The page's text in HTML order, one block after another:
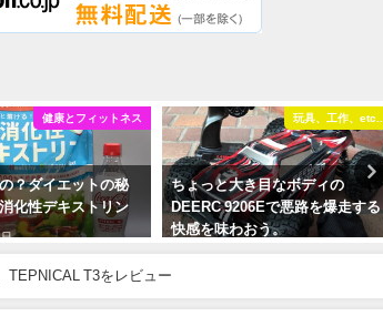
健康とフィットネス
？ダイエットの秘
化性デキストリン
玩具、工作、etc...
ちょっと大き目なボディの
DEERC 9206Eで悪路を爆走する
快感を味わおう。
TEPNICAL T3をレビュー